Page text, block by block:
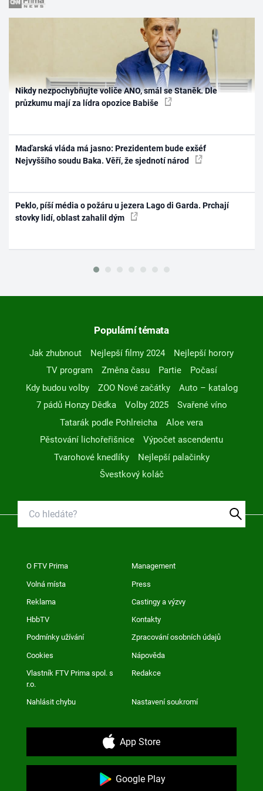
Nikdy nezpochybňujte voliče ANO, smál se Staněk. Dle
průzkumu mají za lídra opozice Babiše
Maďarská vláda má jasno: Prezidentem bude exšéf
Nejvyššího soudu Baka. Věří, že sjednotí národ
Peklo, píší média o požáru u jezera Lago di Garda. Prchají
stovky lidí, oblast zahalil dým
Populární témata
Jak zhubnout Nejlepší filmy 2024
Nejlepší horory
TV program
Změna času Partie
Počasí
Kdy budou volby
ZOO Nové začátky
Auto – katalog
7 pádů Honzy Dědka
Volby 2025
Svařené víno
Tatarák podle Pohlreicha
Aloe vera
Pěstování lichořeřišnice
Výpočet ascendentu
Tvarohové knedlíky
Nejlepší palačinky
Švestkový koláč
O FTV Prima Management
Volná místa Press
Reklama Castingy a výzvy
HbbTV Kontakty
Podmínky užívání Zpracování osobních údajů
Cookies Nápověda
Vlastník FTV Prima spol. s
r.o.
Redakce
Nahlásit chybu Nastavení soukromí
App Store
Google Play